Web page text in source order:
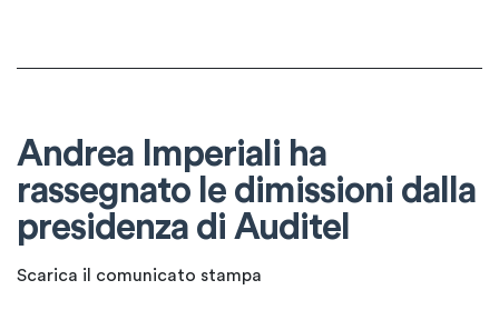
Andrea Imperiali ha
rassegnato le dimissioni dalla
presidenza di Auditel
Scarica il comunicato stampa